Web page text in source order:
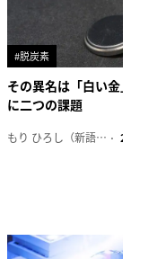
#脱炭素
その異名は「白い金」、リ
に二つの課題
もり ひろし（新語ウォッチャー） 2023年7